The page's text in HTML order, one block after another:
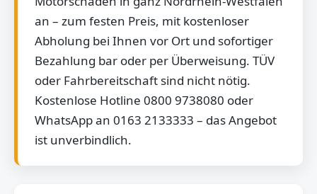
an – zum festen Preis, mit kostenloser
Abholung bei Ihnen vor Ort und sofortiger
Bezahlung bar oder per Überweisung. TÜV
oder Fahrbereitschaft sind nicht nötig.
Kostenlose Hotline 0800 9738080 oder
WhatsApp an 0163 2133333 – das Angebot
ist unverbindlich.